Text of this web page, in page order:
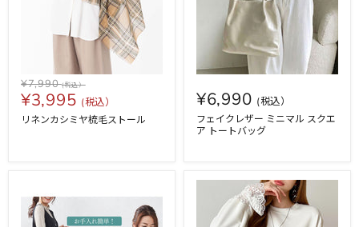
¥7,990
¥3,995
リネンカシミヤ梳毛ストール
¥6,990
フェイクレザー ミニマル スクエ
ア トートバッグ